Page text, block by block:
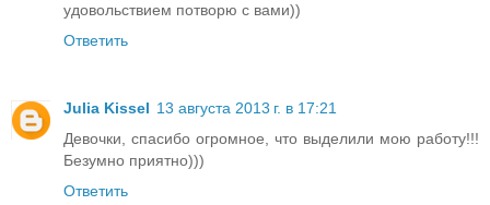
удовольствием потворю с вами))
Ответить
Julia Kissel 13 августа 2013 г. в 17:21
Девочки, спасибо огромное, что выделили мою работу!!!
Безумно приятно)))
Ответить